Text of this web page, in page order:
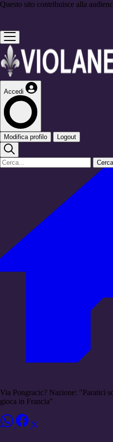
Questo sito contribuisce alla
Accedi
Modifica profilo Logout
Cerca
Via Pongracic? Nazione: "Paratici
gioca in Francia"